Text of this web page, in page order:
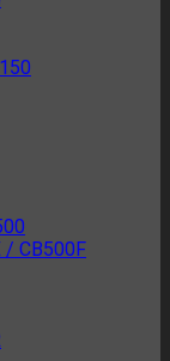
/ CB500F